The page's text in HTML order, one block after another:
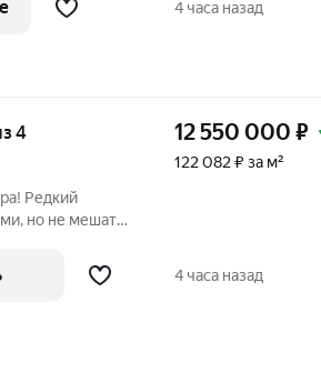
4 часа назад
4
Редкий
но не мешать
идеально для
12 550 000 ₽
122 082 ₽ за м²
4 часа назад